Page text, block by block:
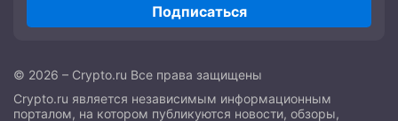
Подписаться
© 2026 – Crypto.ru Все права защищены
Crypto.ru является независимым информационным
порталом, на котором публикуются новости, обзоры,